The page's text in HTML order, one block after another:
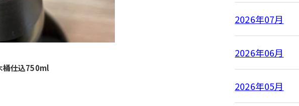
桶仕込750ml
2026年07月
2026年06月
2026年05月